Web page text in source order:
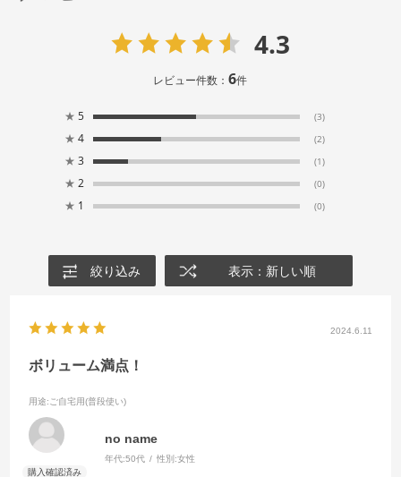
4.3
レビュー件数：6件
★ 5 (3)
★ 4 (2)
★ 3 (1)
★ 2 (0)
★ 1 (0)
絞り込み 表示：新しい順
2024.6.11
ボリューム満点！
用途:ご自宅用(普段使い)
no name
年代:50代 性別:女性